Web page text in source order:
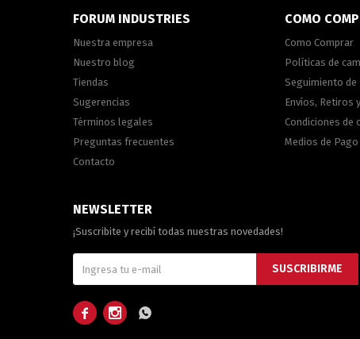
FORUM INDUSTRIES
Nuestra empresa
Nuestro blog
Tiendas
Sugerencias
Términos legales
Preguntas frecuentes
Contacto
COMO
Como Comprar
Políticas de
Seguimiento de
Envíos, Retiros
Condiciones de
Medios de Pago
NEWSLETTER
¡Suscribite y recibí todas nuestras novedades!
SUSCRIBIRME
  